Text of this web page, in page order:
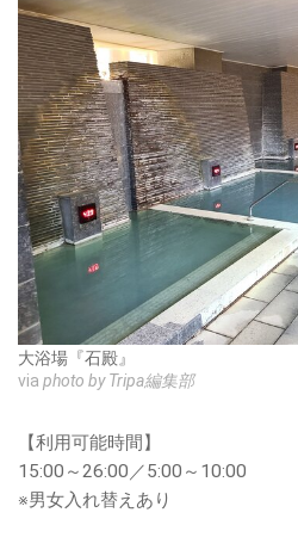
大浴場『石殿』
via photo by Tripa編集部
【利用可能時間】
15:00～26:00／5:00～10:00
※男女入れ替えあり